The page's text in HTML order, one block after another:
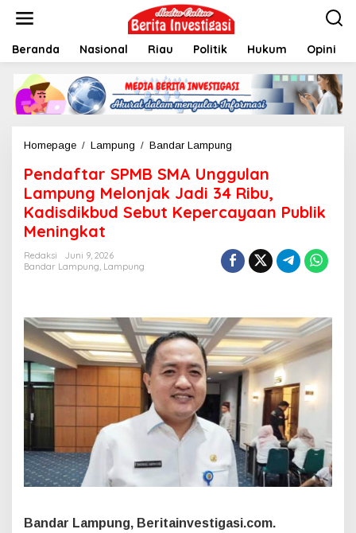
t
Beranda Nasional Riau Politik Hukum Opini
Homepage / Lampung / Bandar Lampung
n
d
a
f
r
S
B
S
M
A
U
n
g
g
u
l
a
n
L
m
Pendaftar SPMB SMA Unggulan
Lampung Melonjak Jadi 34 Ribu,
Kadisdikbud Sebut Kepercayaan Publik
Meningkat
Redaksi
Juni 9, 2026
Bandar Lampung, Lampung
Bandar Lampung, Beritainvestigasi.com.